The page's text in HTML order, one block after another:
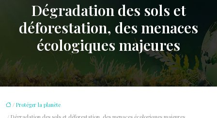
Dégradation des sols et
déforestation, des menaces
écologiques majeures
/ Protéger la planète